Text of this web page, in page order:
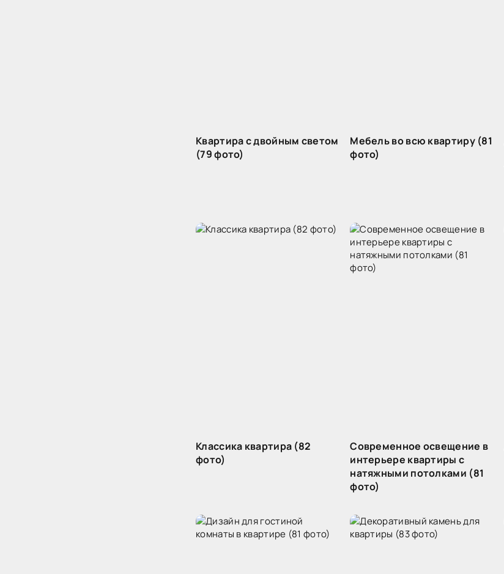
Квартира с двойным светом
(79 фото)
Мебель во всю квартиру (81
фото)
Классика квартира (82
фото)
Современное освещение в
интерьере квартиры с
натяжными потолками (81
фото)